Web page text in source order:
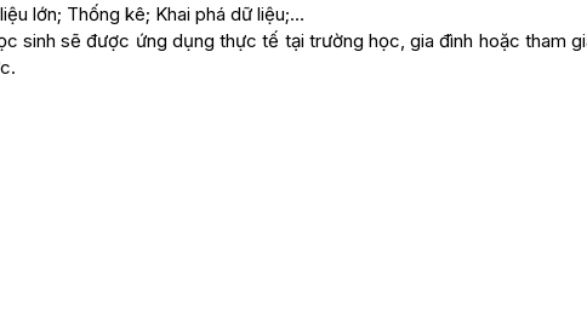
lớn; Thống kê; Khai phá dữ liệu;…
sinh sẽ được ứng dụng thực tế tại trường học, gia đình hoặc tham